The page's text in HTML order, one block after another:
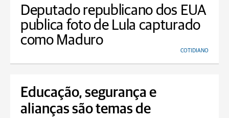
Deputado republicano dos EUA
publica foto de Lula capturado
como Maduro
COTIDIANO
Educação, segurança e
alianças são temas de